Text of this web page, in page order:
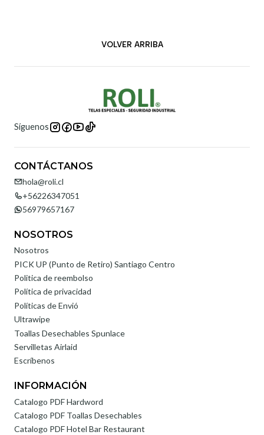
VOLVER ARRIBA
Síguenos
CONTÁCTANOS
hola@roli.cl
+56226347051
56979657167
NOSOTROS
Nosotros
PICK UP (Punto de Retiro) Santiago Centro
Politica de reembolso
Política de privacidad
Políticas de Envió
Ultrawipe
Toallas Desechables Spunlace
Servilletas Airlaid
Escríbenos
INFORMACIÓN
Catalogo PDF Hardword
Catalogo PDF Toallas Desechables
Catalogo PDF Hotel Bar Restaurant